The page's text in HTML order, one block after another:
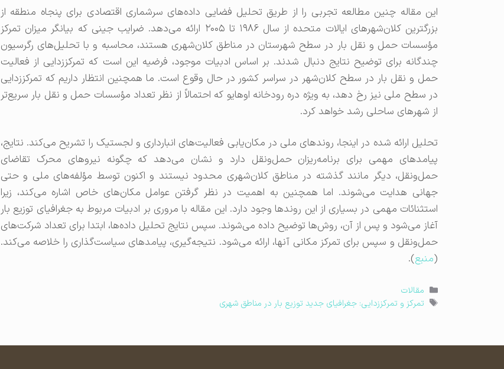
این مقاله چنین مطالعه تجربی را از طریق تحلیل فضایی داده‌های سرشماری اقتصادی برای پنجاه منطقه از
بزرگترین کلان‌شهرهای ایالات متحده از سال ۱۹۸۶ تا ۲۰۰۵ ارائه می‌دهد. ضرایب جینی که بیانگر میزان تمرکز
مؤسسات حمل و نقل بار در سطح شهرستان در مناطق کلان‌شهری هستند، محاسبه و با تحلیل‌های رگرسیون
چندگانه برای توضیح نتایج دنبال شدند. بر اساس ادبیات موجود، فرضیه این است که تمرکززدایی از فعالیت
حمل و نقل بار در سطح کلان‌شهر در سراسر کشور در حال وقوع است. ما همچنین انتظار داریم که تمرکززدایی
در سطح ملی نیز رخ دهد، به ویژه دره رودخانه اوهایو که احتمالاً از نظر تعداد مؤسسات حمل و نقل بار سریع‌تر
از شهرهای ساحلی رشد خواهد کرد.
تحلیل ارائه شده در اینجا، روندهای ملی در مکان‌یابی فعالیت‌های انبارداری و لجستیک را تشریح می‌کند. نتایج،
پیامدهای مهمی برای برنامه‌ریزان حمل‌ونقل دارد و نشان می‌دهد که چگونه نیروهای محرک تقاضای
حمل‌ونقل، دیگر مانند گذشته در مناطق کلان‌شهری محدود نیستند و اکنون توسط مؤلفه‌های ملی و حتی
جهانی هدایت می‌شوند. اما همچنین به اهمیت در نظر گرفتن عوامل مکان‌های خاص اشاره می‌کند، زیرا
استثنائات مهمی در بسیاری از این روندها وجود دارد. این مقاله با مروری بر ادبیات مربوط به جغرافیای توزیع بار
آغاز می‌شود و پس از آن، روش‌ها توضیح داده می‌شوند. سپس نتایج تحلیل داده‌ها، ابتدا برای تعداد شرکت‌های
حمل‌ونقل و سپس برای تمرکز مکانی آنها، ارائه می‌شود. نتیجه‌گیری، پیامدهای سیاست‌گذاری را خلاصه می‌کند.
(منبع).
دسته‌ها
مقالات
برچسب‌ها
تمرکز و تمرکززدایی: جغرافیای جدید توزیع بار در مناطق شهری